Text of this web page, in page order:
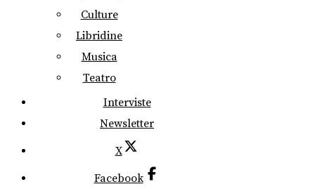
Culture
Libridine
Musica
Teatro
Interviste
Newsletter
X
Facebook